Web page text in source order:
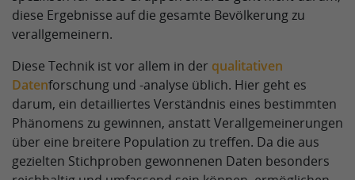
diese Ergebnisse auf die gesamte Bevölkerung zu
verallgemeinern.
Diese Technik ist vor allem in der qualitativen
Datenforschung und -analyse üblich. Hier geht es
darum, ein detailliertes Verständnis eines bestimmten
Phänomens zu gewinnen, anstatt Verallgemeinerungen
über eine breitere Population zu treffen. Da die aus
gezielten Stichproben gewonnenen Daten besonders